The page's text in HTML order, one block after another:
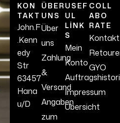
KON
TAKT
John.F
.Kenn
edy
Str
63457
Hana
u/D
ÜBER
UNS
Über
uns
Zahlung
&
Versand
Angaben
zum
USEF
UL
LINK
S
Mein
Konto
İmpressum
Übersicht
COLL
ABO
RATE
Kontakt
GYO